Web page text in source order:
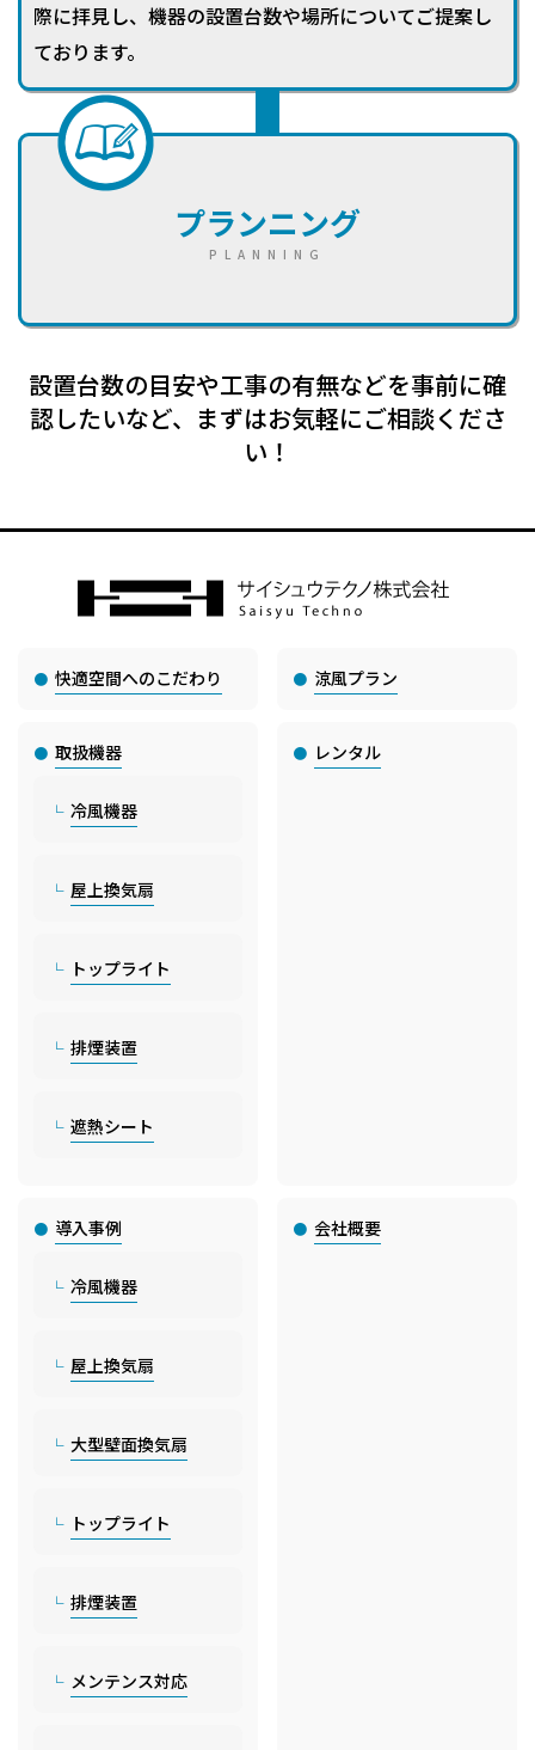
際に拝見し、機器の設置台数や場所についてご提案し
ております。
プランニング
PLANNING
設置台数の目安や工事の有無などを事前に確
認したいなど、まずはお気軽にご相談くださ
い！
快適空間へのこだわり 涼風プラン
取扱機器
冷風機器
屋上換気扇
トップライト
排煙装置
遮熱シート
レンタル
導入事例
冷風機器
屋上換気扇
大型壁面換気扇
トップライト
排煙装置
メンテンス対応
会社概要